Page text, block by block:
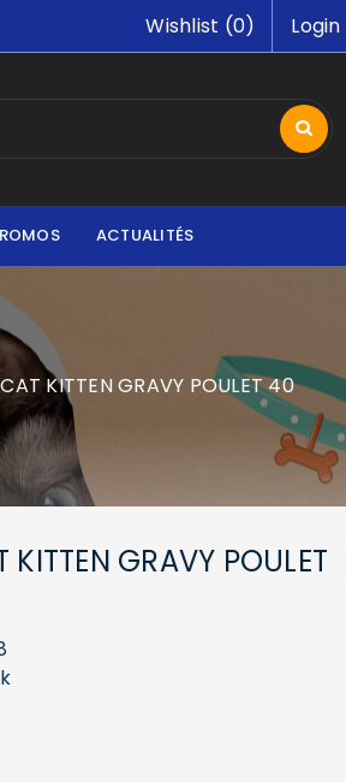
Login
Wishlist (0)
ACTUALITÉS
KITTEN GRAVY POULET 40
KITTEN GRAVY POULET